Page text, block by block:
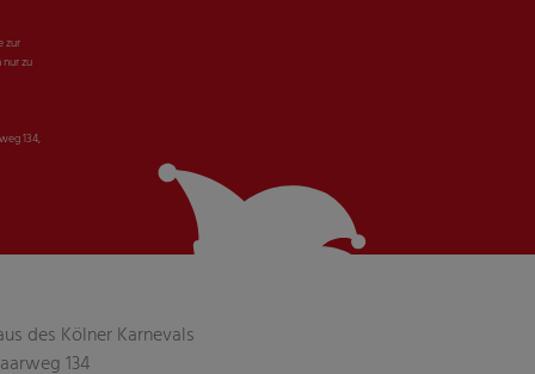
zur
zu
134,
des Kölner Karnevals
134